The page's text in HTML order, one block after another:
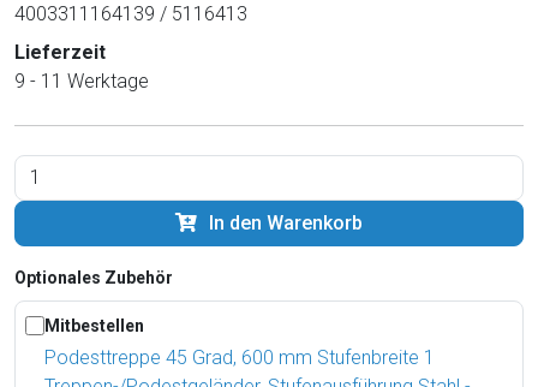
4003311164139 / 5116413
Lieferzeit
9 - 11 Werktage
In den Warenkorb
Optionales Zubehör
Mitbestellen
Podesttreppe 45 Grad, 600 mm Stufenbreite 1